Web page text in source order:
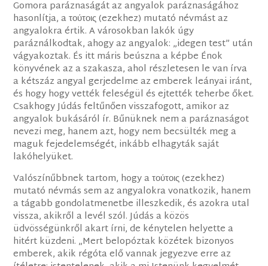
Gomora paráznaságát az angyalok paráznaságához
hasonlítja, a τούτοις (ezekhez) mutató névmást az
angyalokra értik. A városokban lakók úgy
paráználkodtak, ahogy az angyalok: „idegen test” után
vágyakoztak. És itt máris beúszna a képbe Énok
könyvének az a szakasza, ahol részletesen le van írva
a kétszáz angyal gerjedelme az emberek leányai iránt,
és hogy hogy vették feleségül és ejtették teherbe őket.
Csakhogy Júdás feltűnően visszafogott, amikor az
angyalok bukásáról ír. Bűnüknek nem a paráznaságot
nevezi meg, hanem azt, hogy nem becsülték meg a
maguk fejedelemségét, inkább elhagyták saját
lakóhelyüket.
Valószínűbbnek tartom, hogy a τούτοις (ezekhez)
mutató névmás sem az angyalokra vonatkozik, hanem
a tágabb gondolatmenetbe illeszkedik, és azokra utal
vissza, akikről a levél szól. Júdás a közös
üdvösségünkről akart írni, de kénytelen helyette a
hitért küzdeni. „Mert belopóztak közétek bizonyos
emberek, akik régóta elő vannak jegyezve erre az